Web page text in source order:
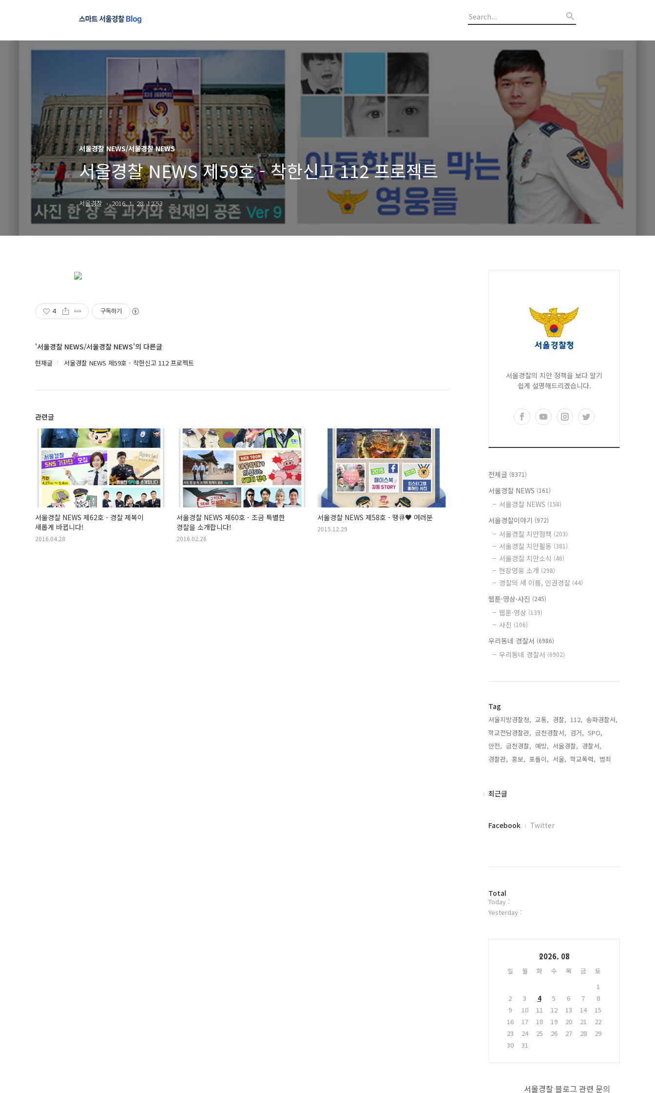
서울경찰 NEWS/서울경찰 NEWS
서울경찰 NEWS 제59호 - 착한신고 112 프로젝트
서울경찰 2016. 1. 28. 12:53
4 구독하기
'서울경찰 NEWS/서울경찰 NEWS'의 다른글
현재글 서울경찰 NEWS 제59호 - 착한신고 112 프로젝트
관련글
서울경찰 NEWS 제62호 - 경찰 제복이
새롭게 바뀝니다!
2016.04.28
서울경찰 NEWS 제60호 - 조금 특별한
경찰을 소개합니다!
2016.02.26
서울경찰 NEWS 제58호 - 땡큐♥ 여러분
2015.12.29
서울경찰의 치안 정책을 보다 알기
쉽게 설명해드리겠습니다.
전체글 (8371)
서울경찰 NEWS (161)
서울경찰 NEWS (158)
서울경찰이야기 (972)
서울경찰 치안정책 (203)
서울경찰 치안활동 (381)
서울경찰 치안소식 (46)
현장영웅 소개 (298)
경찰의 새 이름, 인권경찰 (44)
웹툰·영상·사진 (245)
웹툰·영상 (139)
사진 (106)
우리동네 경찰서 (6986)
우리동네 경찰서 (6902)
Tag
서울지방경찰청, 교통, 경찰, 112, 송파경찰서,
학교전담경찰관, 금천경찰서, 검거, SPO,
안전, 금천경찰, 예방, 서울경찰, 경찰서,
경찰관, 홍보, 포돌이, 서울, 학교폭력, 범죄,
최
최근글
페
플
러
그
Facebook Twitter
방
문
자
Total
Today :
Yesterday :
2026. 08
일 월 화 수 목 금
토
1
2
3 4 5 6 7
8
9
10 11 12 13 14
15
16
17 18 19 20 21
22
23
24 25 26 27 28
29
30
31
서울경찰 블로그 관련 문의